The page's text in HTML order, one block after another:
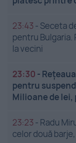
23:43 - Seceta
pentru Bulgaria.
la vecini
23:30 -
pentru
Milioane de lei,
23:23 - Radu
celor două